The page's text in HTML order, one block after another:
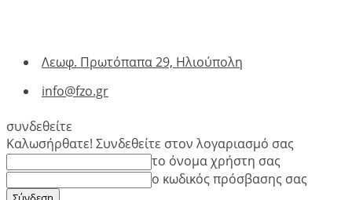
Λεωφ. Πρωτόπαπα 29, Ηλιούπολη
info@fzo.gr
συνδεθείτε
Καλωσήρθατε! Συνδεθείτε στον λογαριασμό σας
το όνομα χρήστη σας
ο κωδικός πρόσβασης σας